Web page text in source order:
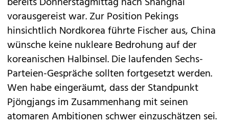
vorausgereist war. Zur Position Pekings
hinsichtlich Nordkorea führte Fischer aus, China
wünsche keine nukleare Bedrohung auf der
koreanischen Halbinsel. Die laufenden Sechs-
Parteien-Gespräche sollten fortgesetzt werden.
Wen habe eingeräumt, dass der Standpunkt
Pjöngjangs im Zusammenhang mit seinen
atomaren Ambitionen schwer einzuschätzen sei.